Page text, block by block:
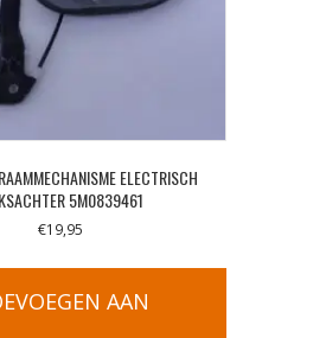
ELECTRISCH
5M0839461
€19,95
AAN